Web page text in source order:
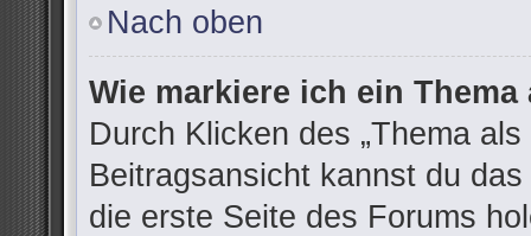
Nach oben
Wie markiere ich ein Thema
Durch Klicken des „Thema
Beitragsansicht kannst du
die erste Seite des Forums